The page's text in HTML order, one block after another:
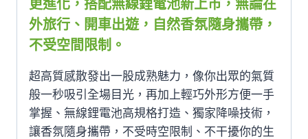
更進化， 搭配無線鋰電池新上市，無論在
外旅行、開車出遊，自然香氛隨身攜帶，
不受空間限制。
超高質感散發出一股成熟魅力，像你出眾的氣質
般一秒吸引全場目光，再加上輕巧外形方便一手
掌握、無線鋰電池高規格打造、獨家降噪技術，
讓香氛隨身攜帶，不受時空限制、不干擾你的生